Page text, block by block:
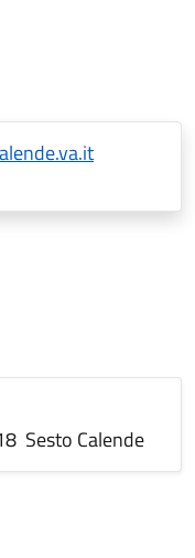
Sesto Calende